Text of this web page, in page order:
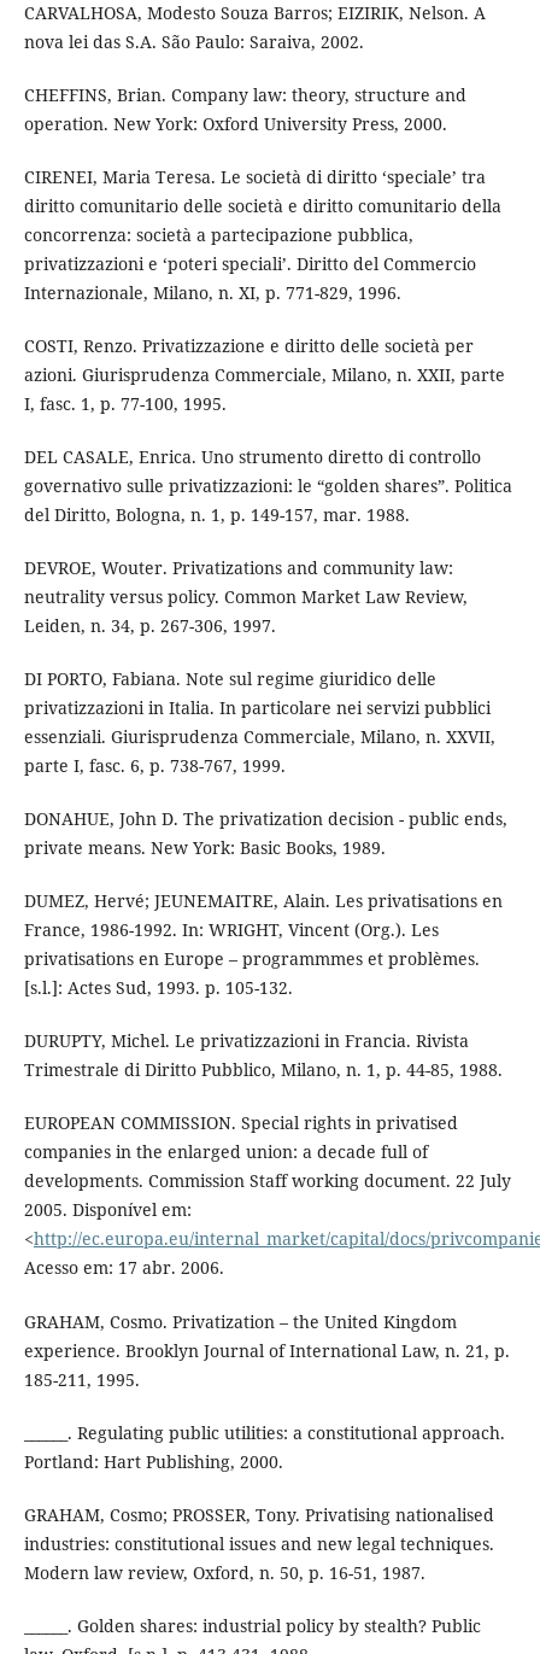
CARVALHOSA, Modesto Souza Barros; EIZIRIK, Nelson. A
nova lei das S.A. São Paulo: Saraiva, 2002.
CHEFFINS, Brian. Company law: theory, structure and
operation. New York: Oxford University Press, 2000.
CIRENEI, Maria Teresa. Le società di diritto ‘speciale’ tra
diritto comunitario delle società e diritto comunitario della
concorrenza: società a partecipazione pubblica,
privatizzazioni e ‘poteri speciali’. Diritto del Commercio
Internazionale, Milano, n. XI, p. 771-829, 1996.
COSTI, Renzo. Privatizzazione e diritto delle società per
azioni. Giurisprudenza Commerciale, Milano, n. XXII, parte
I, fasc. 1, p. 77-100, 1995.
DEL CASALE, Enrica. Uno strumento diretto di controllo
governativo sulle privatizzazioni: le “golden shares”. Politica
del Diritto, Bologna, n. 1, p. 149-157, mar. 1988.
DEVROE, Wouter. Privatizations and community law:
neutrality versus policy. Common Market Law Review,
Leiden, n. 34, p. 267-306, 1997.
DI PORTO, Fabiana. Note sul regime giuridico delle
privatizzazioni in Italia. In particolare nei servizi pubblici
essenziali. Giurisprudenza Commerciale, Milano, n. XXVII,
parte I, fasc. 6, p. 738-767, 1999.
DONAHUE, John D. The privatization decision - public ends,
private means. New York: Basic Books, 1989.
DUMEZ, Hervé; JEUNEMAITRE, Alain. Les privatisations en
France, 1986-1992. In: WRIGHT, Vincent (Org.). Les
privatisations en Europe – programmmes et problèmes.
[s.l.]: Actes Sud, 1993. p. 105-132.
DURUPTY, Michel. Le privatizzazioni in Francia. Rivista
Trimestrale di Diritto Pubblico, Milano, n. 1, p. 44-85, 1988.
EUROPEAN COMMISSION. Special rights in privatised
companies in the enlarged union: a decade full of
developments. Commission Staff working document. 22 July
2005. Disponível em:
<http://ec.europa.eu/internal_market/capital/docs/
Acesso em: 17 abr. 2006.
GRAHAM, Cosmo. Privatization – the United Kingdom
experience. Brooklyn Journal of International Law, n. 21, p.
185-211, 1995.
______. Regulating public utilities: a constitutional approach.
Portland: Hart Publishing, 2000.
GRAHAM, Cosmo; PROSSER, Tony. Privatising nationalised
industries: constitutional issues and new legal techniques.
Modern law review, Oxford, n. 50, p. 16-51, 1987.
______. Golden shares: industrial policy by stealth? Public